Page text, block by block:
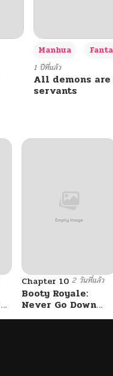
Manhua Fantasy แ
1 ปีที่แล้ว
All demons are
servants
Chapter 10 2 วันที่แล้ว
Booty Royale:
Never Go Down
Without A Fight!